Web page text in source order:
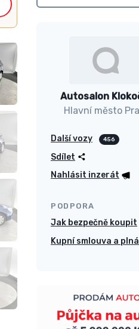
Autosalon
Hlavní město
Další vozy 456
Sdílet
Nahlásit inzerát
PODPORA
Jak bezpečně koupit
Kupní smlouva a